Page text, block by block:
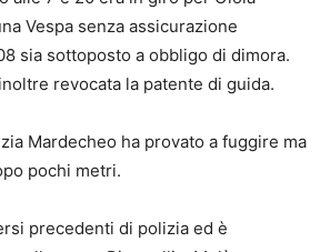
Vespa senza assicurazione
sia sottoposto a obbligo di dimora.
revocata la patente di guida.
Mardecheo ha provato a fuggire ma
pochi metri.
precedenti di polizia ed è